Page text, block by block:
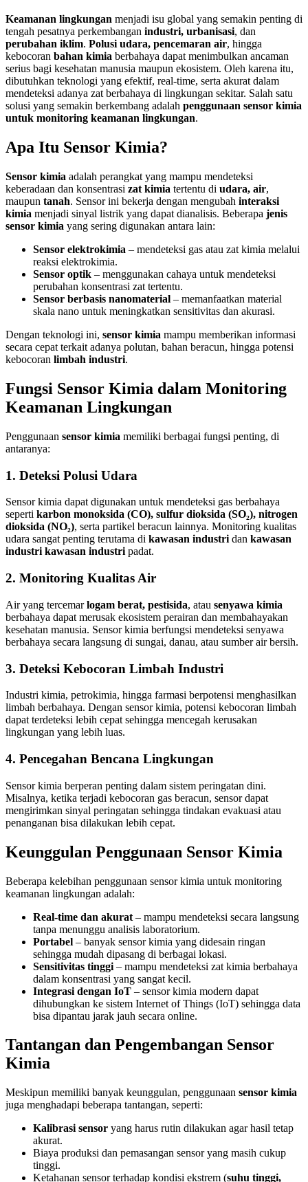
Keamanan lingkungan menjadi isu global yang semakin penting di
tengah pesatnya perkembangan industri, urbanisasi, dan
perubahan iklim. Polusi udara, pencemaran air, hingga
kebocoran bahan kimia berbahaya dapat menimbulkan ancaman
serius bagi kesehatan manusia maupun ekosistem. Oleh karena itu,
dibutuhkan teknologi yang efektif, real-time, serta akurat dalam
mendeteksi adanya zat berbahaya di lingkungan sekitar. Salah satu
solusi yang semakin berkembang adalah penggunaan sensor kimia
untuk monitoring keamanan lingkungan.
Apa Itu Sensor Kimia?
Sensor kimia adalah perangkat yang mampu mendeteksi
keberadaan dan konsentrasi zat kimia tertentu di udara, air,
maupun tanah. Sensor ini bekerja dengan mengubah interaksi
kimia menjadi sinyal listrik yang dapat dianalisis. Beberapa jenis
sensor kimia yang sering digunakan antara lain:
Sensor elektrokimia – mendeteksi gas atau zat kimia melalui
reaksi elektrokimia.
Sensor optik – menggunakan cahaya untuk mendeteksi
perubahan konsentrasi zat tertentu.
Sensor berbasis nanomaterial – memanfaatkan material
skala nano untuk meningkatkan sensitivitas dan akurasi.
Dengan teknologi ini, sensor kimia mampu memberikan informasi
secara cepat terkait adanya polutan, bahan beracun, hingga potensi
kebocoran limbah industri.
Fungsi Sensor Kimia dalam Monitoring
Keamanan Lingkungan
Penggunaan sensor kimia memiliki berbagai fungsi penting, di
antaranya:
1. Deteksi Polusi Udara
Sensor kimia dapat digunakan untuk mendeteksi gas berbahaya
seperti karbon monoksida (CO), sulfur dioksida (SO₂), nitrogen
dioksida (NO₂), serta partikel beracun lainnya. Monitoring kualitas
udara sangat penting terutama di kawasan industridan kawasan
industri kawasan industripadat.
2. Monitoring Kualitas Air
Air yang tercemarlogam berat, pestisida, atau senyawa kimia
berbahaya dapat merusak ekosistem perairan dan membahayakan
kesehatan manusia. Sensor kimia berfungsi mendeteksi senyawa
berbahaya secara langsung di sungai, danau, atau sumber air bersih.
3. Deteksi Kebocoran Limbah Industri
Industri kimia, petrokimia, hingga farmasi berpotensi menghasilkan
limbah berbahaya. Dengan sensor kimia, potensi kebocoran limbah
dapat terdeteksi lebih cepat sehingga mencegah kerusakan
lingkungan yang lebih luas.
4. Pencegahan Bencana Lingkungan
Sensor kimia berperan penting dalam sistem peringatan dini.
Misalnya, ketika terjadi kebocoran gas beracun, sensor dapat
mengirimkan sinyal peringatan sehingga tindakan evakuasi atau
penanganan bisa dilakukan lebih cepat.
Keunggulan Penggunaan Sensor Kimia
Beberapa kelebihan penggunaan sensor kimia untuk monitoring
keamanan lingkungan adalah:
Real-time dan akurat – mampu mendeteksi secara langsung
tanpa menunggu analisis laboratorium.
Portabel – banyak sensor kimia yang didesain ringan
sehingga mudah dipasang di berbagai lokasi.
Sensitivitas tinggi – mampu mendeteksi zat kimia berbahaya
dalam konsentrasi yang sangat kecil.
Integrasi dengan IoT – sensor kimia modern dapat
dihubungkan ke sistem Internet of Things (IoT) sehingga data
bisa dipantau jarak jauh secara online.
Tantangan dan Pengembangan Sensor
Kimia
Meskipun memiliki banyak keunggulan, penggunaan sensor kimia
juga menghadapi beberapa tantangan, seperti:
Kalibrasi sensor yang harus rutin dilakukan agar hasil tetap
akurat.
Biaya produksi dan pemasangan sensor yang masih cukup
tinggi.
Ketahanan sensor terhadap kondisi ekstrem (suhu tinggi,